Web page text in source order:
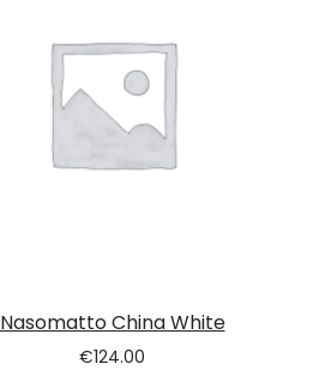
Nasomatto China White
€124.00